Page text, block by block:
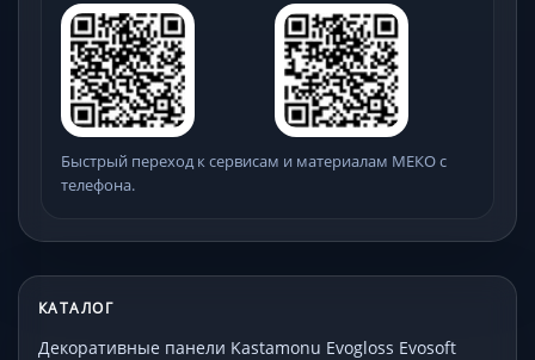
Быстрый переход к сервисам и материалам МЕКО с
телефона.
КАТАЛОГ
Декоративные панели Kastamonu Evogloss Evosoft